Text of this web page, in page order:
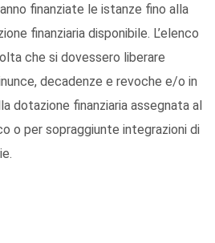
finanziate le istanze fino alla
finanziaria disponibile. L’elenco
che si dovessero liberare
decadenze e revoche e/o in
dotazione finanziaria assegnata al
o per sopraggiunte integrazioni di